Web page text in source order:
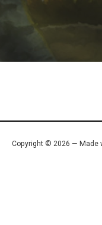
Copyright © 2026 — Made